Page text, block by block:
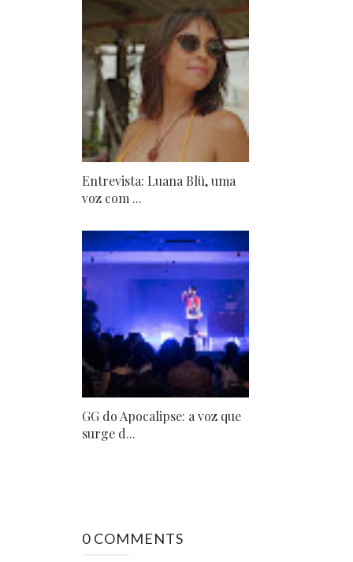
Entrevista: Luana Blü, uma
voz com ...
GG do Apocalipse: a voz que
surge d...
0 COMMENTS